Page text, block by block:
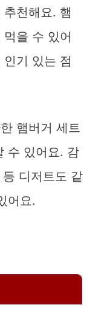
천해요. 햄
을 수 있어
기 있는 점
햄버거 세트
수 있어요. 감
디저트도 같
어요.